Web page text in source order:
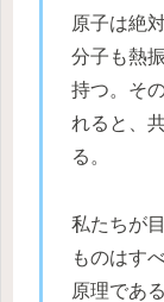
原子は絶
分子も熱
持つ。そ
れると、
る。
私たちが
ものはす
原理である